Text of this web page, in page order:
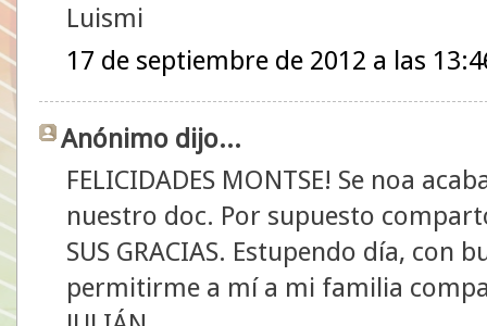
Luismi
17 de septiembre de 2012 a las
Anónimo dijo...
FELICIDADES MONTSE! Se noa
nuestro doc. Por supuesto
SUS GRACIAS. Estupendo día, con
permitirme a mí a mi familia